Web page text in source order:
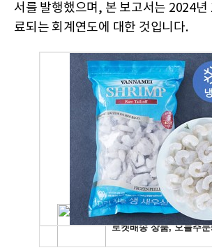
서를 발행했으며, 본 보고서는 2024년
료되는 회계연도에 대한 것입니다.